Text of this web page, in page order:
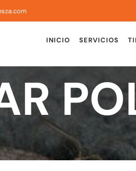
INICIO SERVICIOS